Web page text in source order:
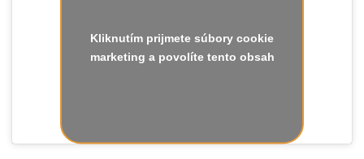
Kliknutím prijmete súbory cookie
marketing a povolíte tento obsah